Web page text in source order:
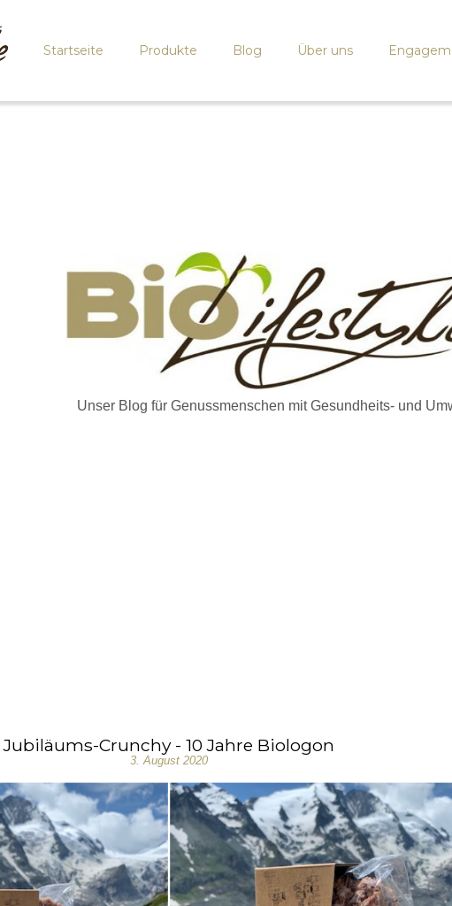
Startseite Produkte Blog Über uns
Unser Blog für Genussmenschen mit Gesundheits- und
Jubiläums-Crunchy - 10 Jahre Biologon
3. August 2020